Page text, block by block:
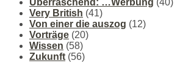
Überraschend: …Werbung (40)
Very British (41)
Von einer die auszog (12)
Vorträge (20)
Wissen (58)
Zukunft (56)